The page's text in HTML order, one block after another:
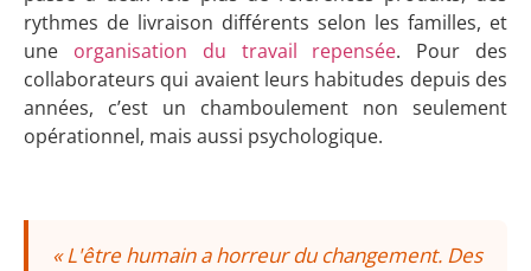
rythmes de livraison différents selon les familles, et
une organisation du travail repensée. Pour des
collaborateurs qui avaient leurs habitudes depuis des
années, c’est un chamboulement non seulement
opérationnel, mais aussi psychologique.
« L'être humain a horreur du changement. Des